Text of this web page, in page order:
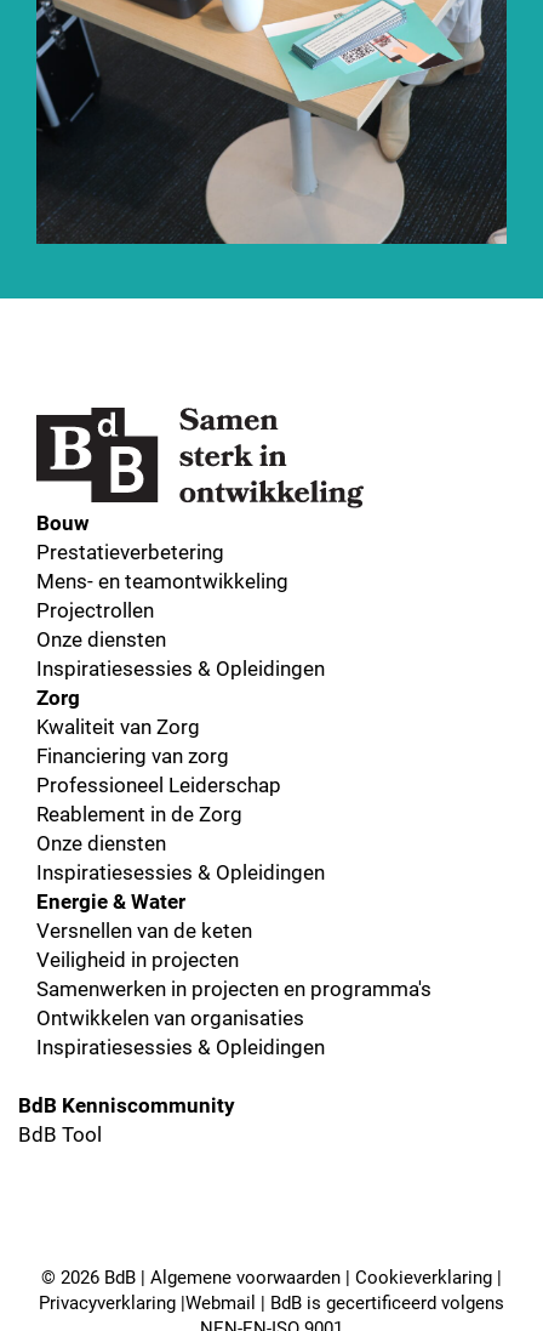
Bouw
Prestatieverbetering
Mens- en teamontwikkeling
Projectrollen
Onze diensten
Inspiratiesessies & Opleidingen
Zorg
Kwaliteit van Zorg
Financiering van zorg
Professioneel Leiderschap
Reablement in de Zorg
Onze diensten
Inspiratiesessies & Opleidingen
Energie & Water
Versnellen van de keten
Veiligheid in projecten
Samenwerken in projecten en programma's
Ontwikkelen van organisaties
Inspiratiesessies & Opleidingen
BdB Kenniscommunity
BdB Tool
© 2026 BdB | Algemene voorwaarden | Cookieverklaring |
Privacyverklaring |Webmail | BdB is gecertificeerd volgens